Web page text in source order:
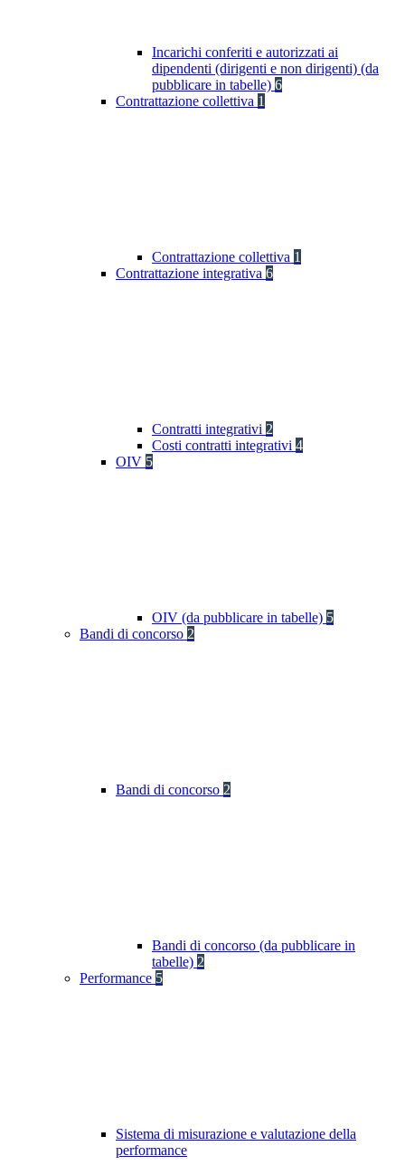
Incarichi conferiti e autorizzati ai
dipendenti (dirigenti e non dirigenti) (da
pubblicare in tabelle) 6
Contrattazione collettiva 1
Contrattazione collettiva 1
Contrattazione integrativa 6
Contratti integrativi 2
Costi contratti integrativi 4
OIV 5
OIV (da pubblicare in tabelle) 5
Bandi di concorso 2
Bandi di concorso 2
Bandi di concorso (da pubblicare in
tabelle) 2
Performance 5
Sistema di misurazione e valutazione della
performance